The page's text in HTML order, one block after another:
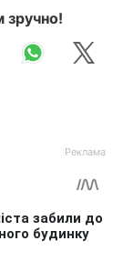
зручно!